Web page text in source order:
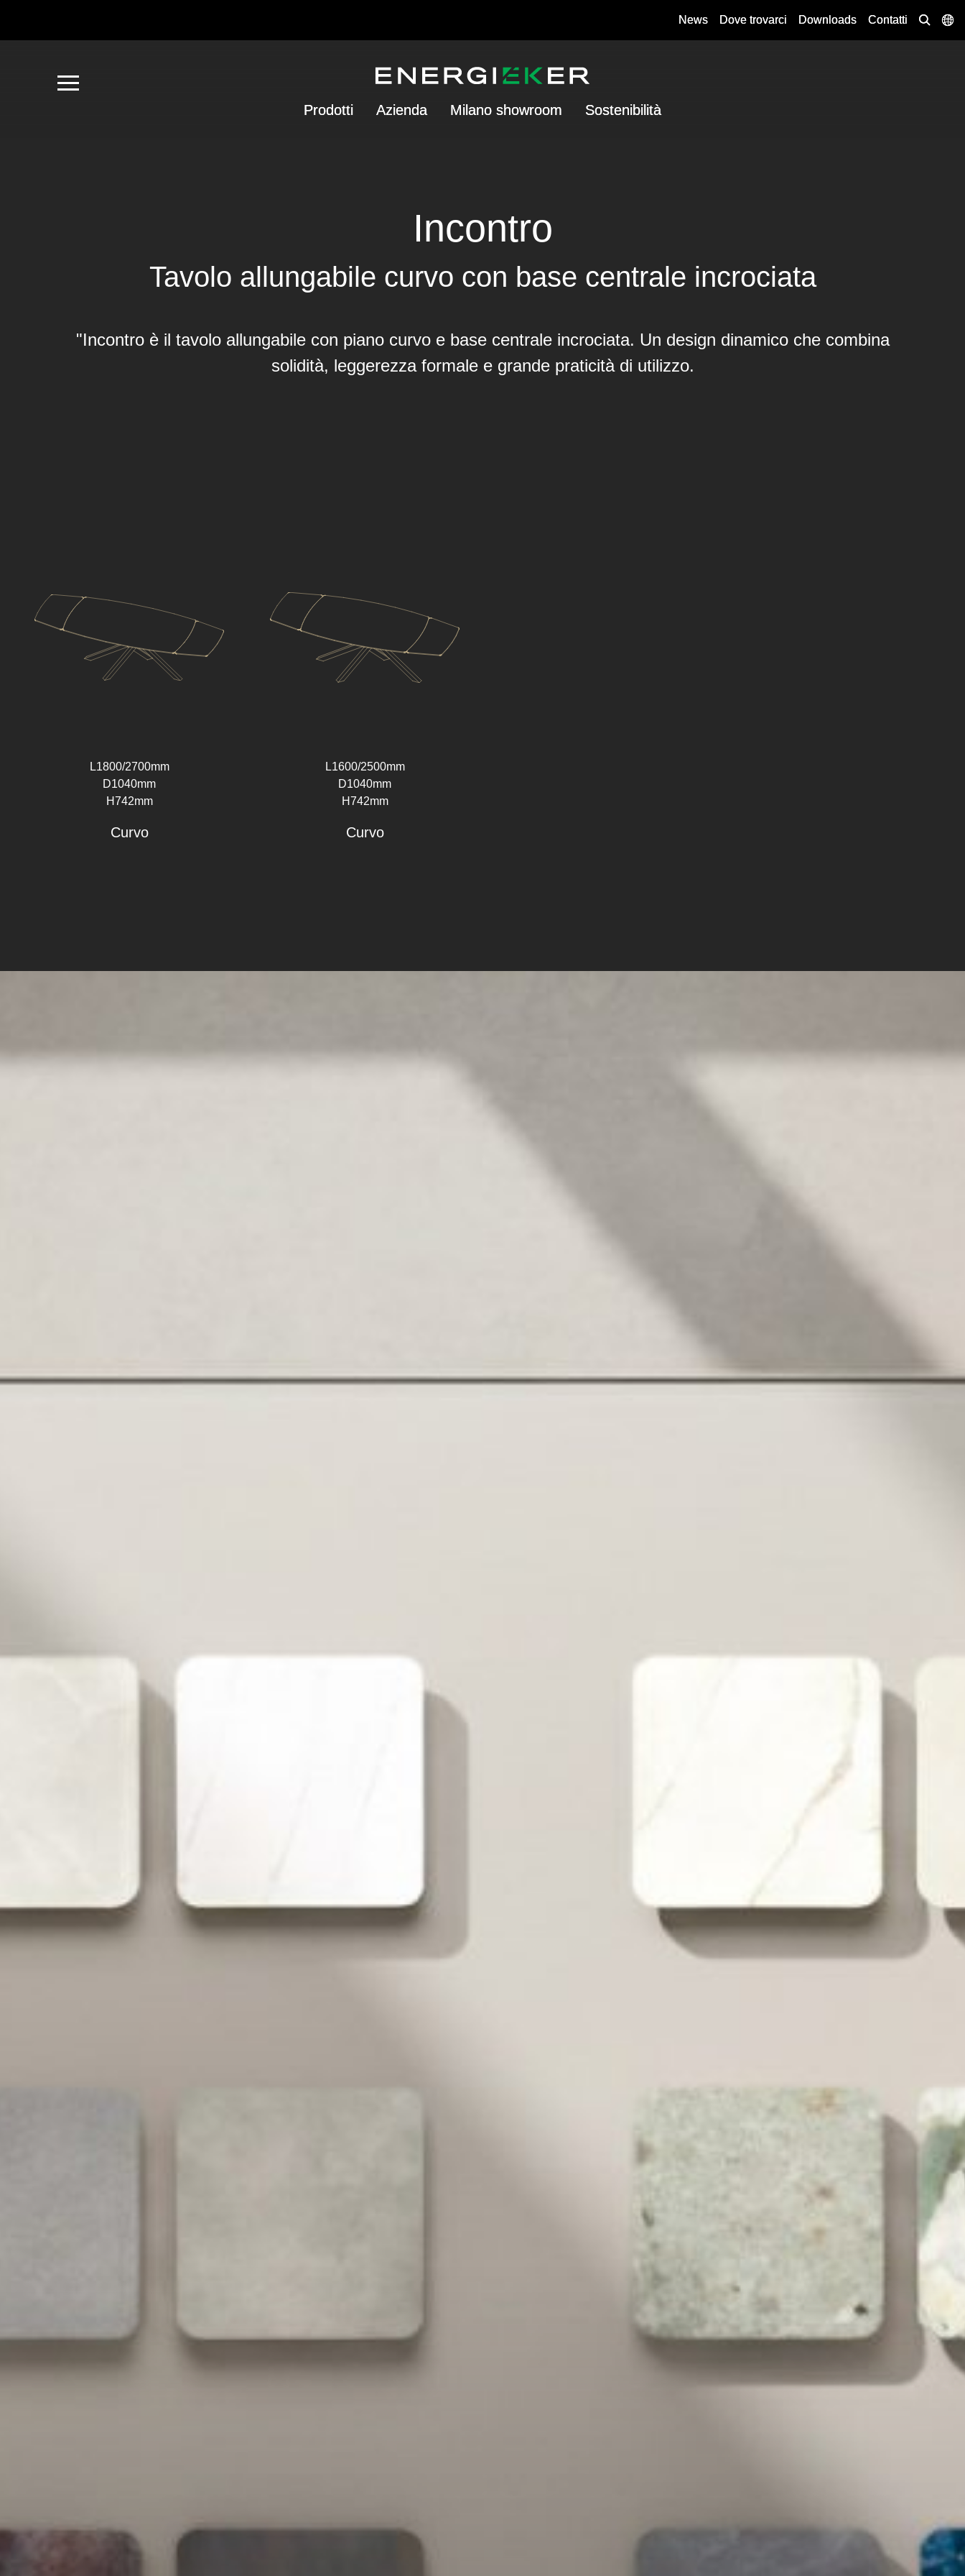
News Dove trovarci Downloads Contatti
Prodotti Azienda Milano showroom Sostenibilità
Incontro
Tavolo allungabile curvo con base centrale incrociata
"Incontro è il tavolo allungabile con piano curvo e base centrale incrociata. Un design dinamico che combina
solidità, leggerezza formale e grande praticità di utilizzo.
L1800/2700mm
D1040mm
H742mm
Curvo
L1600/2500mm
D1040mm
H742mm
Curvo